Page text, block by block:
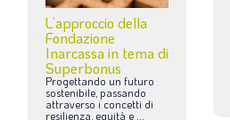
L’approccio della
Fondazione
Inarcassa in tema di
Superbonus
Progettando un futuro
sostenibile, passando
attraverso i concetti di
resilienza, equità e ...